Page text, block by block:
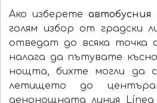
Ако изберете
голям избор от градски
отведат до всяка точка
налага да пътувате
нощта, бихте могли да
летището до
денонощната линия Línea